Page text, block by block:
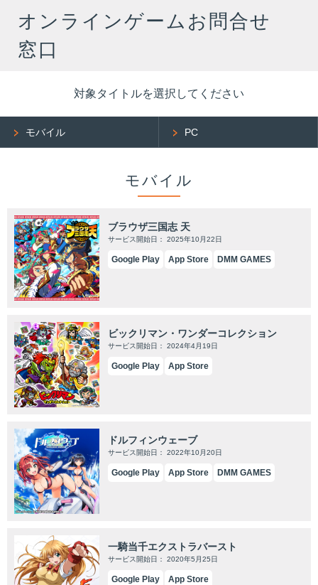
オンラインゲームお問合せ
窓口
対象タイトルを選択してください
モバイル PC
モバイル
ブラウザ三国志 天
サービス開始日： 2025年10月22日
Google Play App Store DMM GAMES
ビックリマン・ワンダーコレクション
サービス開始日： 2024年4月19日
Google Play App Store
ドルフィンウェーブ
サービス開始日： 2022年10月20日
Google Play App Store DMM GAMES
一騎当千エクストラバースト
サービス開始日： 2020年5月25日
Google Play App Store